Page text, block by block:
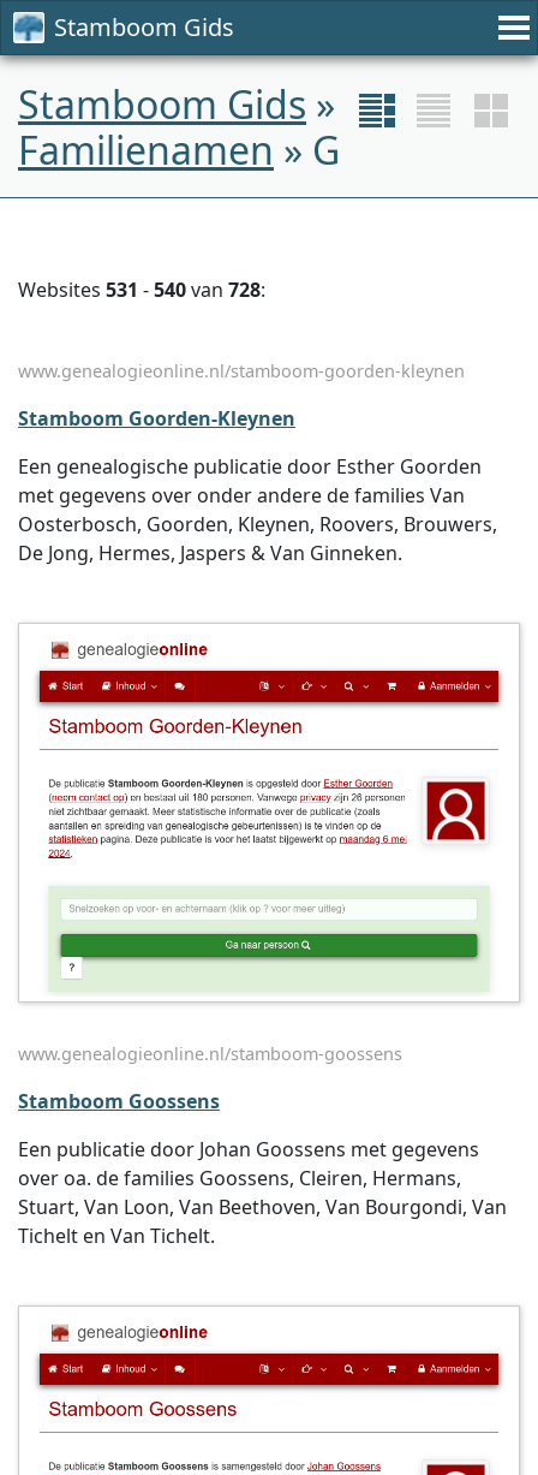
Stamboom Gids
Stamboom Gids »
Familienamen » G
Websites 531 -540van 728:
www.genealogieonline.nl/stamboom-goorden-kleynen
Stamboom Goorden-Kleynen
Een genealogische publicatie door Esther Goorden
met gegevens over onder andere de families Van
Oosterbosch, Goorden, Kleynen, Roovers, Brouwers,
De Jong, Hermes, Jaspers & Van Ginneken.
www.genealogieonline.nl/stamboom-goossens
Stamboom Goossens
Een publicatie door Johan Goossens met gegevens
over oa. de families Goossens, Cleiren, Hermans,
Stuart, Van Loon, Van Beethoven, Van Bourgondi, Van
Tichelt en Van Tichelt.